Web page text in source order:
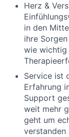
Herz &
in den
ihre
wie wichtig
Service ist
Erfahrung
Support
weit mehr
geht um
verstanden